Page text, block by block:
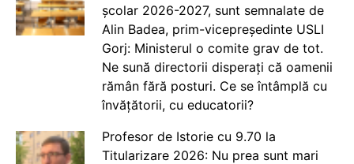
școlar 2026-2027, sunt semnalate de
Alin Badea, prim-vicepreședinte USLI
Gorj: Ministerul o comite grav de tot.
Ne sună directorii disperați că oamenii
rămân fără posturi. Ce se întâmplă cu
învățătorii, cu educatorii?
Profesor de Istorie cu 9.70 la
Titularizare 2026: Nu prea sunt mari